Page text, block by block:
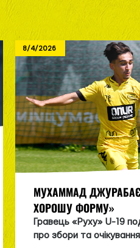
8/4/2026
МУХАММАД
ХОРОШУ ФОРМУ»
Гравець «Руху» U-19
про збори та